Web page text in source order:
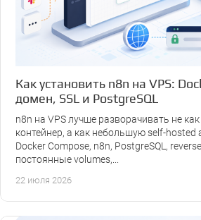
Как установить n8n на VPS:
домен, SSL и PostgreSQL
n8n на VPS лучше разворачивать не
контейнер, а как небольшую self-hosted
Docker Compose, n8n, PostgreSQL,
постоянные volumes,...
22 июля 2026